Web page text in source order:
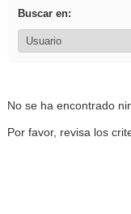
Buscar en:
No se ha encontrado
Por favor, revisa los